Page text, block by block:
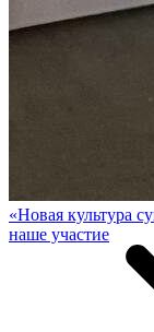
«Новая культура
наше участие